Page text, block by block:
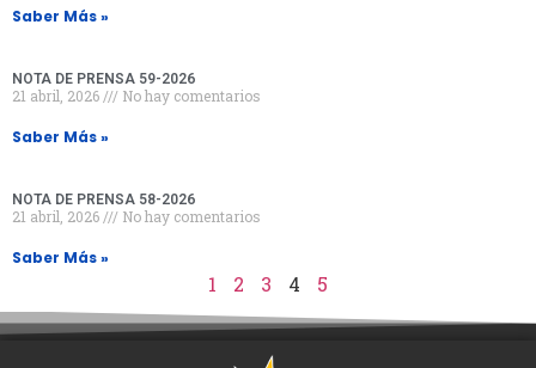
Saber Más »
NOTA DE PRENSA 59-2026
21 abril, 2026 No hay comentarios
Saber Más »
NOTA DE PRENSA 58-2026
21 abril, 2026 No hay comentarios
Saber Más »
1 2 3 4 5